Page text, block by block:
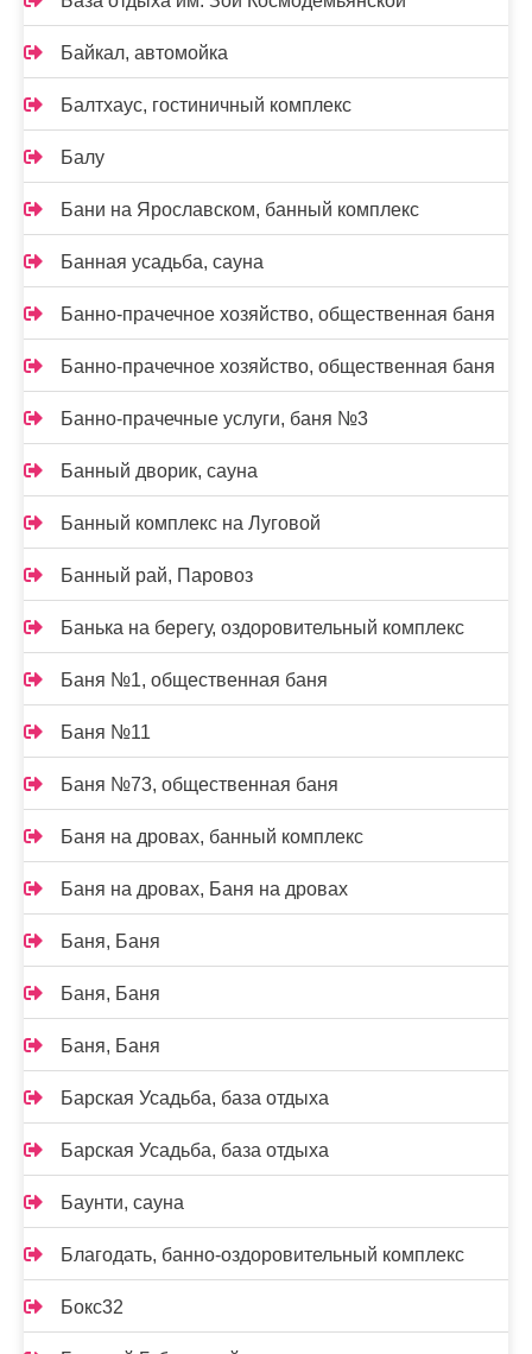
Байкал, автомойка
Балтхаус, гостиничный комплекс
Балу
Бани на Ярославском, банный комплекс
Банная усадьба, сауна
Банно-прачечное хозяйство, общественная баня
Банно-прачечное хозяйство, общественная баня
Банно-прачечные услуги, баня №3
Банный дворик, сауна
Банный комплекс на Луговой
Банный рай, Паровоз
Банька на берегу, оздоровительный комплекс
Баня №1, общественная баня
Баня №11
Баня №73, общественная баня
Баня на дровах, банный комплекс
Баня на дровах, Баня на дровах
Баня, Баня
Баня, Баня
Баня, Баня
Барская Усадьба, база отдыха
Барская Усадьба, база отдыха
Баунти, сауна
Благодать, банно-оздоровительный комплекс
Бокс32